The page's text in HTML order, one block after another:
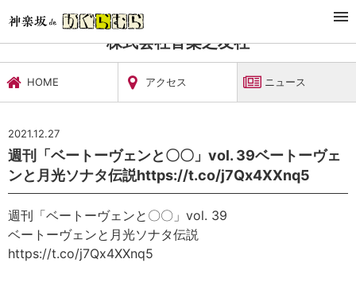
文化施設・ギャラリー
株式会社音楽之友社
HOME アクセス ニュース
2021.12.27
週刊「ベートーヴェンと〇〇」vol. 39ベートーヴェ
ンと月光ソナタ伝説https://t.co/j7Qx4XXnq5
週刊「ベートーヴェンと〇〇」vol. 39
ベートーヴェンと月光ソナタ伝説
https://t.co/j7Qx4XXnq5